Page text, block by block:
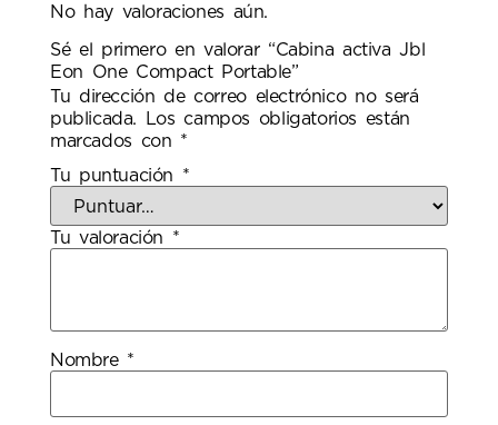
No hay valoraciones aún.
Sé el primero en valorar “Cabina activa Jbl
Eon One Compact Portable”
Tu dirección de correo electrónico no será
publicada.
Los campos obligatorios están
marcados con *
Tu puntuación *
Tu valoración *
Nombre *